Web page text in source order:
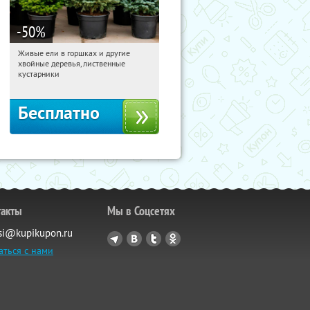
-50%
13:49:36 Получили:
Московская обл., г. Химки,
Живые ели в горшках и другие
хвойные деревья, лиственные
кустарники
Бесплатно
с нами
Мы в Соцсетях